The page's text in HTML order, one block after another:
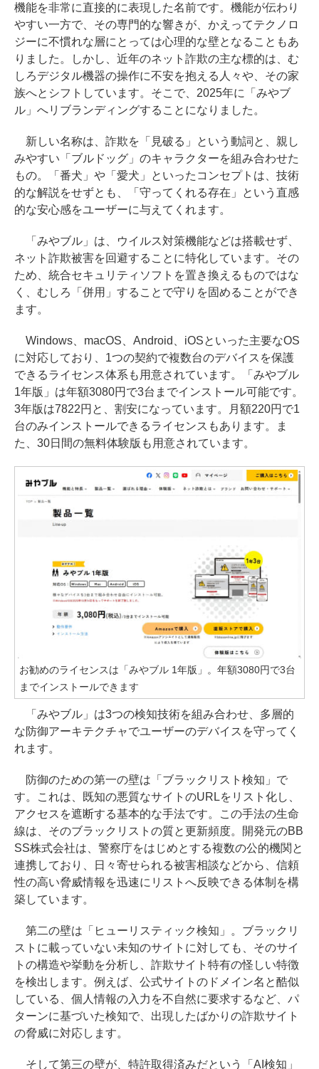
機能を非常に直接的に表現した名前です。機能が伝わり
やすい一方で、その専門的な響きが、かえってテクノロ
ジーに不慣れな層にとっては心理的な壁となることもあ
りました。しかし、近年のネット詐欺の主な標的は、む
しろデジタル機器の操作に不安を抱える人々や、その家
族へとシフトしています。そこで、2025年に「みやブ
ル」へリブランディングすることになりました。
新しい名称は、詐欺を「見破る」という動詞と、親し
みやすい「ブルドッグ」のキャラクターを組み合わせた
もの。「番犬」や「愛犬」といったコンセプトは、技術
的な解説をせずとも、「守ってくれる存在」という直感
的な安心感をユーザーに与えてくれます。
「みやブル」は、ウイルス対策機能などは搭載せず、
ネット詐欺被害を回避することに特化しています。その
ため、統合セキュリティソフトを置き換えるものではな
く、むしろ「併用」することで守りを固めることができ
ます。
Windows、macOS、Android、iOSといった主要なOS
に対応しており、1つの契約で複数台のデバイスを保護
できるライセンス体系も用意されています。「みやブル
1年版」は年額3080円で3台までインストール可能です。
3年版は7822円と、割安になっています。月額220円で1
台のみインストールできるライセンスもあります。ま
た、30日間の無料体験版も用意されています。
お勧めのライセンスは「みやブル 1年版」。年額3080円で3台
までインストールできます
「みやブル」は3つの検知技術を組み合わせ、多層的
な防御アーキテクチャでユーザーのデバイスを守ってく
れます。
防御のための第一の壁は「ブラックリスト検知」で
す。これは、既知の悪質なサイトのURLをリスト化し、
アクセスを遮断する基本的な手法です。この手法の生命
線は、そのブラックリストの質と更新頻度。開発元のBB
SS株式会社は、警察庁をはじめとする複数の公的機関と
連携しており、日々寄せられる被害相談などから、信頼
性の高い脅威情報を迅速にリストへ反映できる体制を構
築しています。
第二の壁は「ヒューリスティック検知」。ブラックリ
ストに載っていない未知のサイトに対しても、そのサイ
トの構造や挙動を分析し、詐欺サイト特有の怪しい特徴
を検出します。例えば、公式サイトのドメイン名と酷似
している、個人情報の入力を不自然に要求するなど、パ
ターンに基づいた検知で、出現したばかりの詐欺サイト
の脅威に対応します。
そして第三の壁が、特許取得済みだという「AI検知」